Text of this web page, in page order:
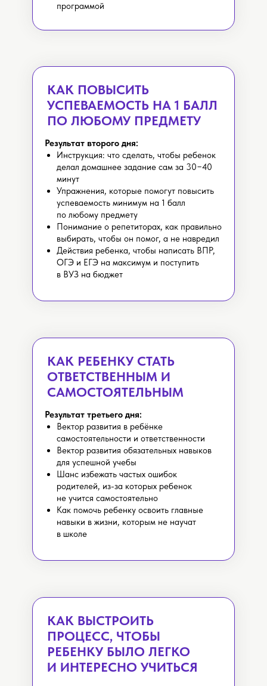
программой
КАК ПОВЫСИТЬ
УСПЕВАЕМОСТЬ НА 1 БАЛЛ
ПО ЛЮБОМУ ПРЕДМЕТУ
Результат второго дня:
Инструкция: что сделать, чтобы ребенок
делал домашнее задание сам за 30−40
минут
Упражнения, которые помогут повысить
успеваемость минимум на 1 балл
по любому предмету
Понимание о репетиторах, как правильно
выбирать, чтобы он помог, а не навредил
Действия ребенка, чтобы написать ВПР,
ОГЭ и ЕГЭ на максимум и поступить
в ВУЗ на бюджет
КАК РЕБЕНКУ СТАТЬ
ОТВЕТСТВЕННЫМ И
САМОСТОЯТЕЛЬНЫМ
Результат третьего дня:
Вектор развития в ребёнке
самостоятельности и ответственности
Вектор развития обязательных навыков
для успешной учебы
Шанс избежать частых ошибок
родителей, из-за которых ребенок
не учится самостоятельно
Как помочь ребенку освоить главные
навыки в жизни, которым не научат
в школе
КАК ВЫСТРОИТЬ
ПРОЦЕСС, ЧТОБЫ
РЕБЕНКУ БЫЛО ЛЕГКО
И ИНТЕРЕСНО УЧИТЬСЯ